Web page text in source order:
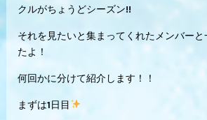
クルがちょうどシーズン!!
それを見たいと集まってくれたメンバー
たよ！
何回かに分けて紹介します！！
まずは1日目